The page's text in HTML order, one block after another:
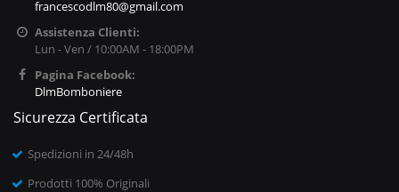
francescodlm80@gmail.com
Assistenza Clienti:
Lun - Ven / 10:00AM - 18:00PM
Pagina Facebook:
DlmBomboniere
Sicurezza Certificata
Spedizioni in 24/48h
Prodotti 100% Originali